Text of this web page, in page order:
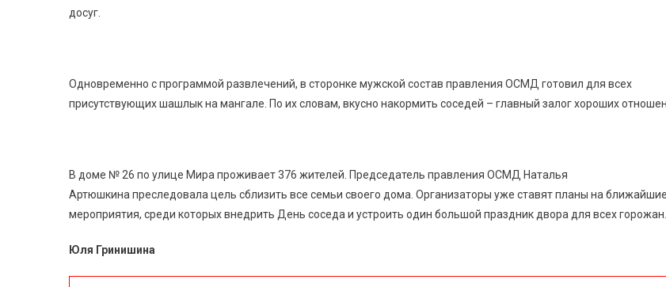
досуг.
Одновременно с программой развлечений, в сторонке мужской состав правления ОСМД готовил для всех
присутствующих шашлык на мангале. По их словам, вкусно накормить соседей – главный залог хороших
В доме № 26 по улице Мира проживает 376 жителей. Председатель правления ОСМД Наталья
Артюшкина преследовала цель сблизить все семьи своего дома. Организаторы уже ставят планы на ближайшие
мероприятия, среди которых внедрить День соседа и устроить один большой праздник двора для всех горожан.
Юля Гринишина